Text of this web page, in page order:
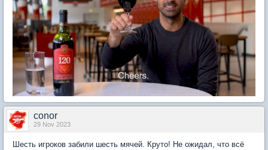
conor
29 Nov 2023
Шесть игроков забили шесть мячей. Круто! Не ожидал, что всё